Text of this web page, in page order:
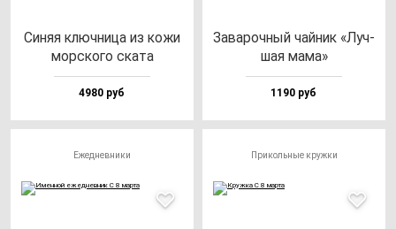
Синяя ключ­ни­ца из ко­жи
мор­ско­го ска­та
4980 руб
Зава­роч­ный чай­ник «Луч­
шая ма­ма»
1190 руб
Ежедневники Прикольные кружки